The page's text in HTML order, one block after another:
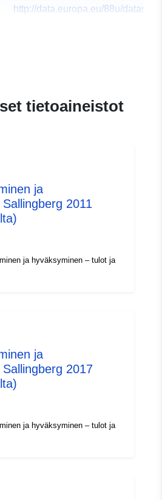
http://data.europa.eu/88u/
tietoaineistot
ja
2011
ja hyväksyminen – tulot ja
ja
2017
ja hyväksyminen – tulot ja